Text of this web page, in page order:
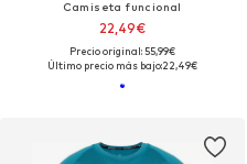
Camiseta funcional
22,49€
Precio original: 55,99€
Último precio más bajo:22,49€